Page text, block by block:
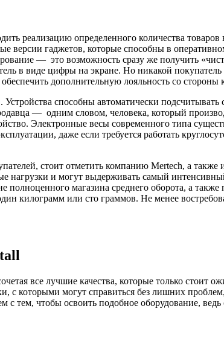
реализацию определенного количества
версии гаджетов, которые способны в
— это возможность сразу же получить
в виде цифры на экране. Но никакой покупатель
дополнительную лояльность со стороны
способны автоматически
— одним словом, человека, который
Электронные весы современного типа
даже если требуется работать
стоит отметить компанию Mertech, а
нагрузки и могут выдерживать самый
магазина среднего оборота, а
килограмм или сто граммов. Не менее
все лучшие качества, которые только стоит
с которыми могут справиться без лишних
с тем, чтобы освоить подобное оборудование,